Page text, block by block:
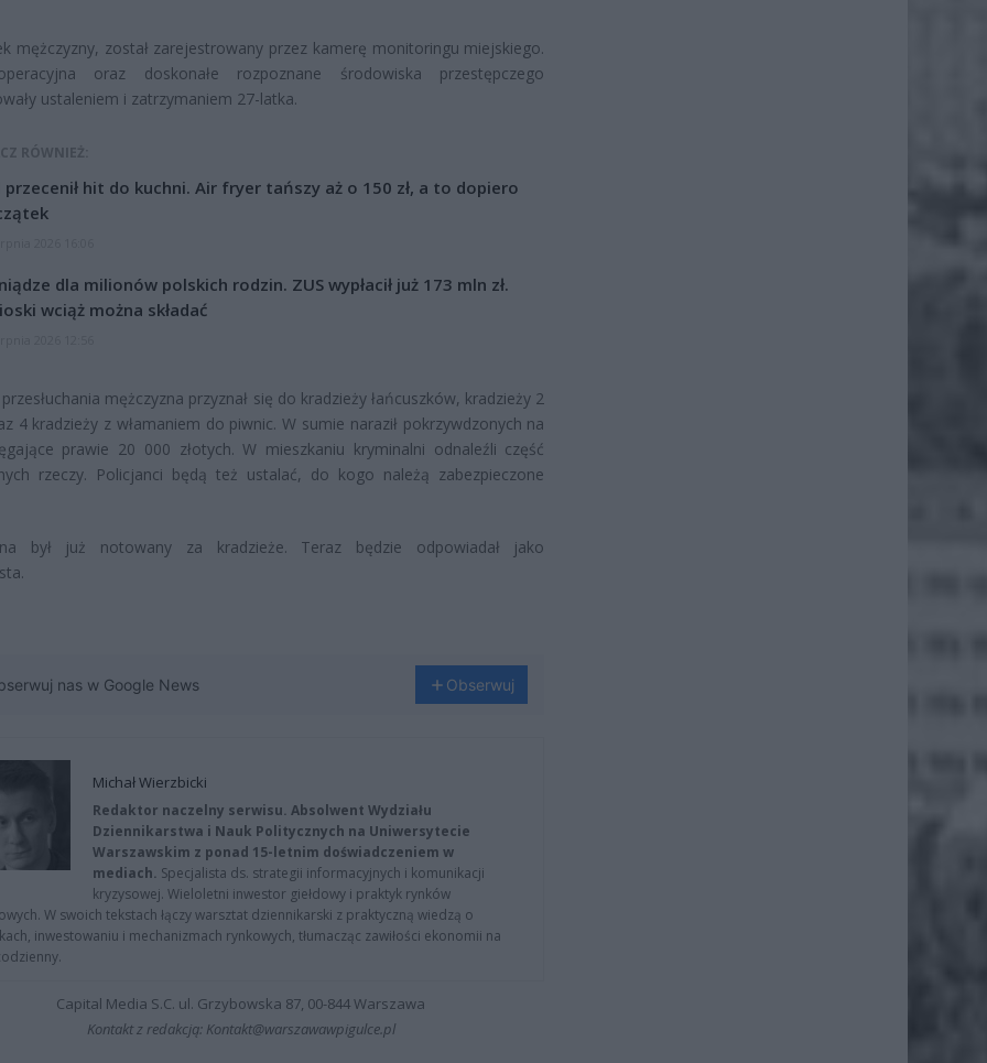
mężczyzny, został zarejestrowany przez kamerę monitoringu miejskiego.
oraz doskonałe rozpoznane środowiska przestępczego
ustaleniem i zatrzymaniem 27-latka.
RÓWNIEŻ:
przecenił hit do kuchni. Air fryer tańszy aż o 150 zł, a to dopiero
dla milionów polskich rodzin. ZUS wypłacił już 173 mln zł.
wciąż można składać
mężczyzna przyznał się do kradzieży łańcuszków, kradzieży 2
4 kradzieży z włamaniem do piwnic. W sumie naraził pokrzywdzonych na
prawie 20 000 złotych. W mieszkaniu kryminalni odnaleźli część
rzeczy. Policjanci będą też ustalać, do kogo należą zabezpieczone
był już notowany za kradzieże. Teraz będzie odpowiadał jako
nas w Google News Obserwuj
Michał Wierzbicki
Redaktor naczelny serwisu. Absolwent Wydziału
Dziennikarstwa i Nauk Politycznych na Uniwersytecie
Warszawskim z ponad 15-letnim doświadczeniem w
mediach. Specjalista ds. strategii informacyjnych i komunikacji
kryzysowej. Wieloletni inwestor giełdowy i praktyk rynków
W swoich tekstach łączy warsztat dziennikarski z praktyczną wiedzą o
inwestowaniu i mechanizmach rynkowych, tłumacząc zawiłości ekonomii na
Capital Media S.C. ul. Grzybowska 87, 00-844 Warszawa
Kontakt z redakcją: Kontakt@warszawawpigulce.pl